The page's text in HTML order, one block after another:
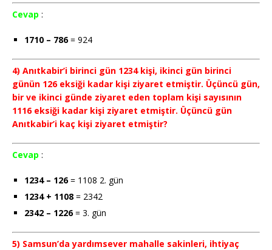
Cevap :
1710 – 786= 924
4) Anıtkabir’i birinci gün 1234 kişi, ikinci gün birinci
günün 126 eksiği kadar kişi ziyaret etmiştir. Üçüncü gün,
bir ve ikinci günde ziyaret eden toplam kişi sayısının
1116 eksiği kadar kişi ziyaret etmiştir. Üçüncü gün
Anıtkabir’i kaç kişi ziyaret etmiştir?
Cevap :
1234 – 126= 1108 2. gün
1234 + 1108 = 2342
2342 – 1226= 3. gün
5) Samsun’da yardımsever mahalle sakinleri, ihtiyaç